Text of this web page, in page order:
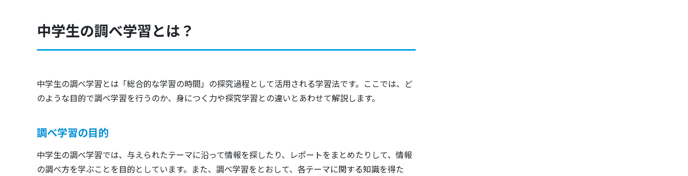
中学生の調べ学習とは？
中学生の調べ学習とは「総合的な学習の時間」の探究過程として活用される学習法です。ここでは、ど
のような目的で調べ学習を行うのか、身につく力や探究学習との違いとあわせて解説します。
調べ学習の目的
中学生の調べ学習では、与えられたテーマに沿って情報を探したり、レポートをまとめたりして、情報
の調べ方を学ぶことを目的としています。また、調べ学習をとおして、各テーマに関する知識を得た